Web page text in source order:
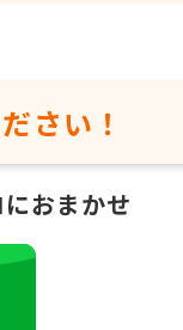
さい！
おまかせ